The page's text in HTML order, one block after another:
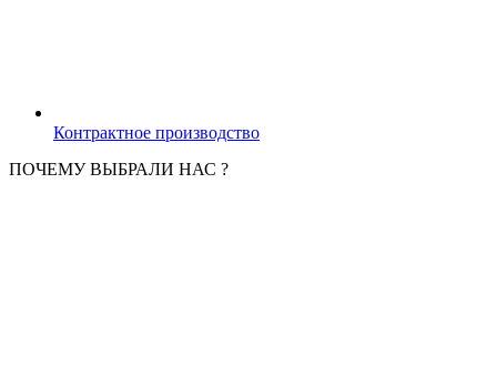
Контрактное производство
ПОЧЕМУ ВЫБРАЛИ НАС ?